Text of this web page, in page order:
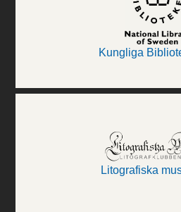
Kungliga
Litografiska